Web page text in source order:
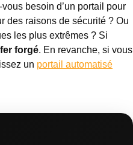
besoin d’un portail pour
des raisons de sécurité ? Ou
les plus extrêmes ? Si
forgé. En revanche, si vous
un portail automatisé